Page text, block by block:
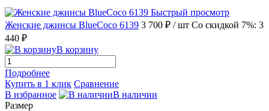
Быстрый просмотр
Женские джинсы BlueCoco 6139 3 700 ₽ / шт Со скидкой 7%: 3
440 ₽
В корзину
Подробнее
Купить в 1 клик Сравнение
В избранное
В наличии
Размер